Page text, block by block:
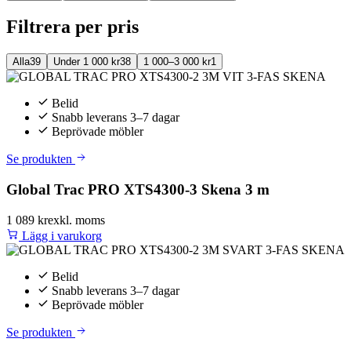
Filtrera per pris
Alla39 Under 1 000 kr38 1 000–3 000 kr1
Belid
Snabb leverans 3–7 dagar
Beprövade möbler
Se produkten
Global Trac PRO XTS4300-3 Skena 3 m
1 089 krexkl. moms
Lägg i varukorg
Belid
Snabb leverans 3–7 dagar
Beprövade möbler
Se produkten